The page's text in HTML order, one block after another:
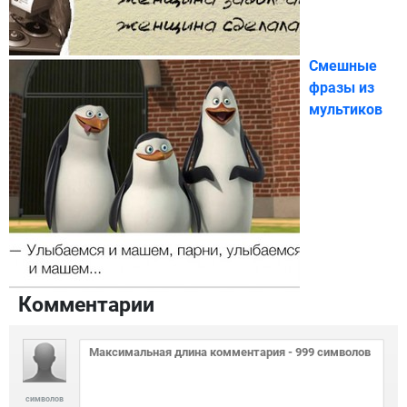
Смешные
фразы из
мультиков
Комментарии
символов